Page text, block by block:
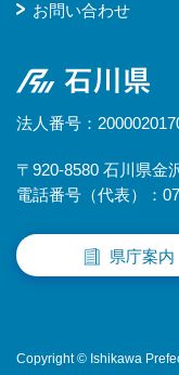
お問い合わせ
石川県
法人番号：
〒920-8580 石川県金
電話番号（代表）：
県庁案内
Copyright © Ishikawa